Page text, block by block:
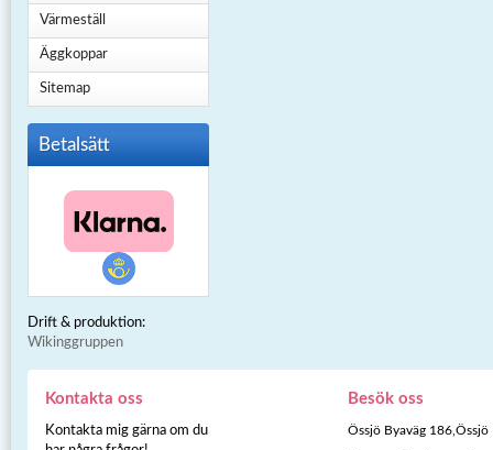
Värmeställ
Äggkoppar
Sitemap
Betalsätt
Drift & produktion:
Wikinggruppen
Kontakta oss
Kontakta mig gärna om du
Besök oss
Össjö Byaväg 186,Össjö